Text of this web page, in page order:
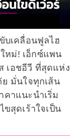
บเคลื่อนฟูลไฮ
หม่! เอ็กซ์แพน
เอชอีวี ที่สุดแห่ง
มั่นใจทุกเส้น
คาแนะนำเริ่ม
ขสุดเร้าใจเป็น